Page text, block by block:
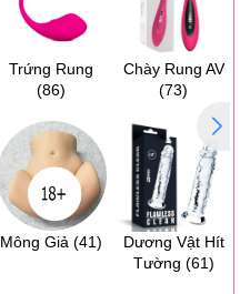
Trứng Rung
(86)
Chày Rung AV
(73)
Mông Giả (41)
Dương Vật Hít
Tường (61)